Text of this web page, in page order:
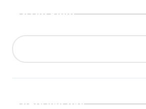
Tìm kiếm
Bài viết mới